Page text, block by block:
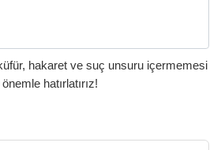
hakaret ve suç unsuru içermemesi
hatırlatırız!